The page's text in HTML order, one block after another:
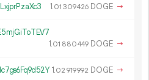
1.01 309426 DOGE →
1.01 880449 DOGE →
1.02 919992 DOGE →